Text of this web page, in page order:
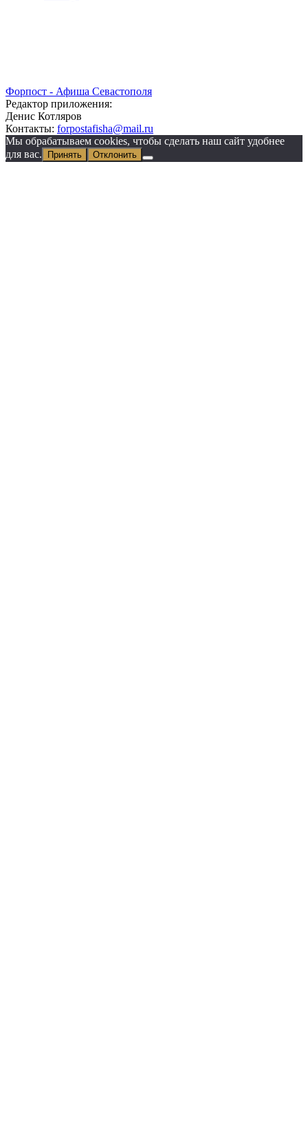
Форпост - Афиша Севастополя
Редактор приложения:
Денис Котляров
Контакты: forpostafisha@mail.ru
Мы обрабатываем cookies, чтобы сделать наш сайт удобнее
для вас.
Принять Отклонить